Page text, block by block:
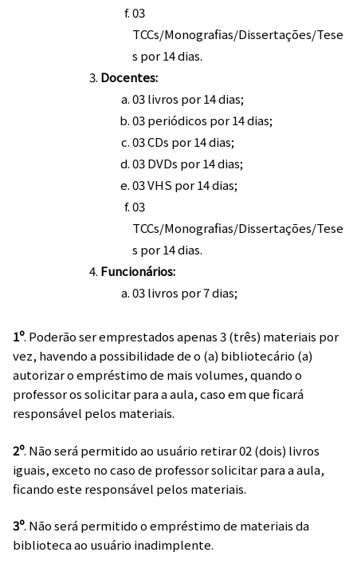
03
TCCs/Monografias/Dissertações/Tese
s por 14 dias.
Docentes:
03 livros por 14 dias;
03 periódicos por 14 dias;
03 CDs por 14 dias;
03 DVDs por 14 dias;
03 VHS por 14 dias;
03
TCCs/Monografias/Dissertações/Tese
s por 14 dias.
Funcionários:
03 livros por 7 dias;
1º. Poderão ser emprestados apenas 3 (três) materiais por
vez, havendo a possibilidade de o (a) bibliotecário (a)
autorizar o empréstimo de mais volumes, quando o
professor os solicitar para a aula, caso em que ficará
responsável pelos materiais.
2º. Não será permitido ao usuário retirar 02 (dois) livros
iguais, exceto no caso de professor solicitar para a aula,
ficando este responsável pelos materiais.
3º. Não será permitido o empréstimo de materiais da
biblioteca ao usuário inadimplente.